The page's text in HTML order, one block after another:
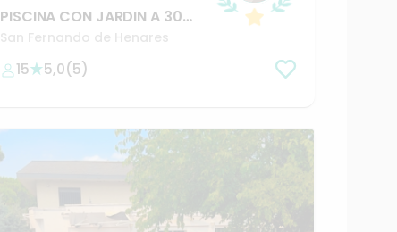
PISCINA CON JARDIN A 30
MINUTOS DE MADRID
San Fernando de Henares
15 5,0(5)